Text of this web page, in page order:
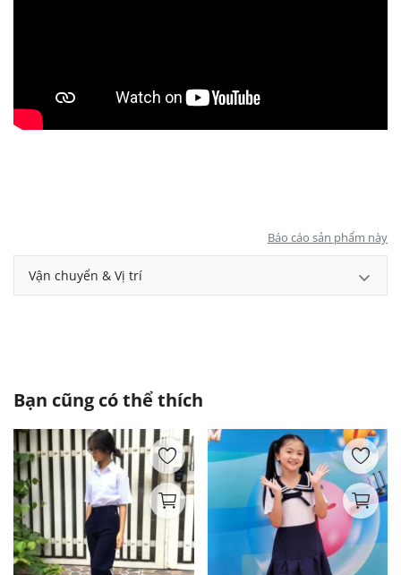
Báo cáo sản phẩm này
Vận chuyển & Vị trí
Bạn cũng có thể thích